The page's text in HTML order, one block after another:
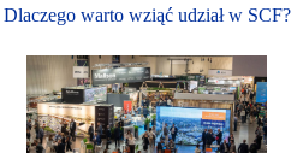
Dlaczego warto wziąć udział w SCF?